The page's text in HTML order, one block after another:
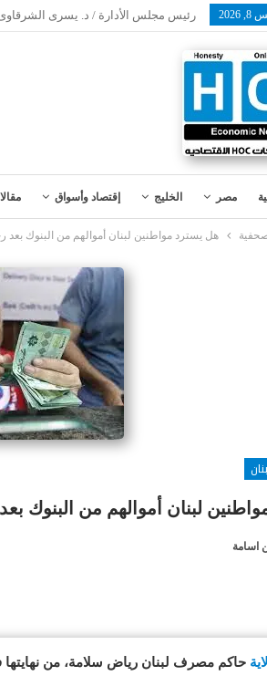
رئيس مجلس الأدارة / د. يسرى
مصر الخليج إقتصاد وأسواق
صحفية هل يسترد مواطنين لبنان أموالهم من البنوك بعد
لبنان أموالهم من البنوك
اسامة
حاكم مصرف لبنان رياض سلامة، من نهايتها